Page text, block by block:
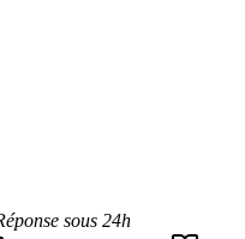
sous 24h